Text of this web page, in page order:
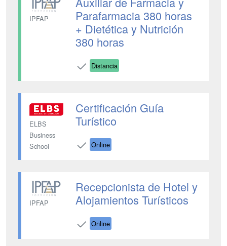
IPFAP
Parafarmacia 380 horas
+ Dietética y Nutrición
380 horas
Distancia
ELBS
Business
School
Certificación Guía
Turístico
Online
IPFAP
Recepcionista de Hotel y
Alojamientos Turísticos
Online